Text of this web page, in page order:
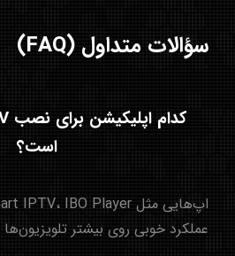
سؤالات متداول (FAQ)
است؟
عملکرد خوبی روی بیشتر تلویزیون‌ها